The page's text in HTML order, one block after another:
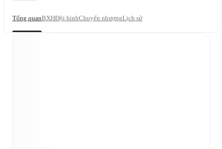
Tổng quanBXHĐội hìnhChuyển nhượngLịch sử